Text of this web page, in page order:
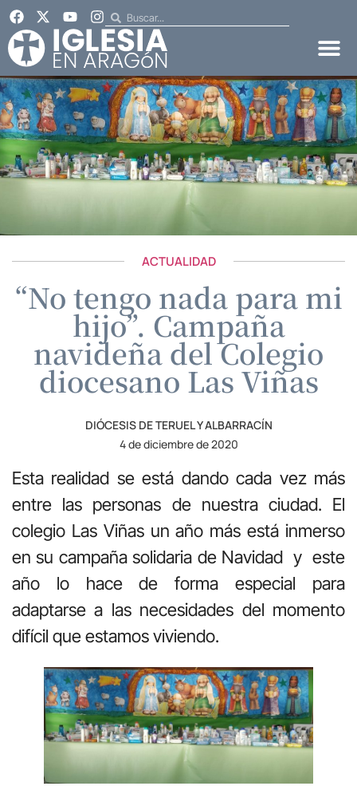
ACTUALIDAD
“No tengo nada para mi
hijo”. Campaña
navideña del Colegio
diocesano Las Viñas
DIÓCESIS DE TERUEL Y ALBARRACÍN
4 de diciembre de 2020
Esta realidad se está dando cada vez más
entre las personas de nuestra ciudad. El
colegio Las Viñas un año más está inmerso
en su campaña solidaria de Navidad y este
año lo hace de forma especial para
adaptarse a las necesidades del momento
difícil que estamos viviendo.